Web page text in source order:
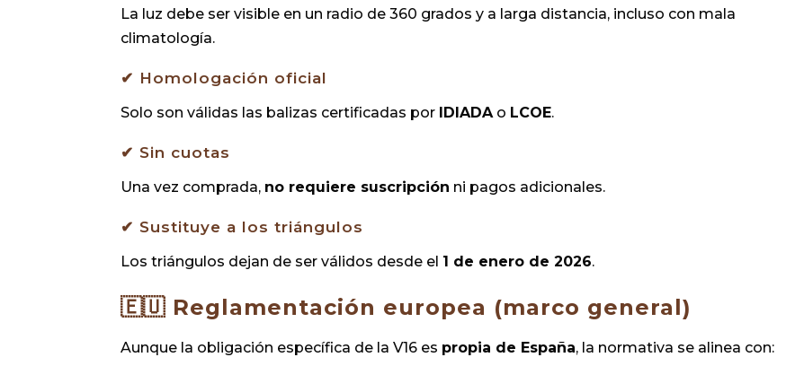
La luz debe ser visible en un radio de 360 grados y a larga distancia, incluso con mala
climatología.
✔ Homologación oficial
Solo son válidas las balizas certificadas por IDIADAo LCOE.
✔ Sin cuotas
Una vez comprada, no requiere suscripción ni pagos adicionales.
✔ Sustituye a los triángulos
Los triángulos dejan de ser válidos desde el 1 de enero de 2026.
🇪🇺 Reglamentación europea (marco general)
Aunque la obligación específica de la V16 es propia de España, la normativa se alinea con: